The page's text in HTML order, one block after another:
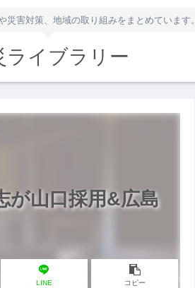
災害対策、地域の取り組みをまとめています。
ライブラリー
が山口採用&広島
LINE コピー